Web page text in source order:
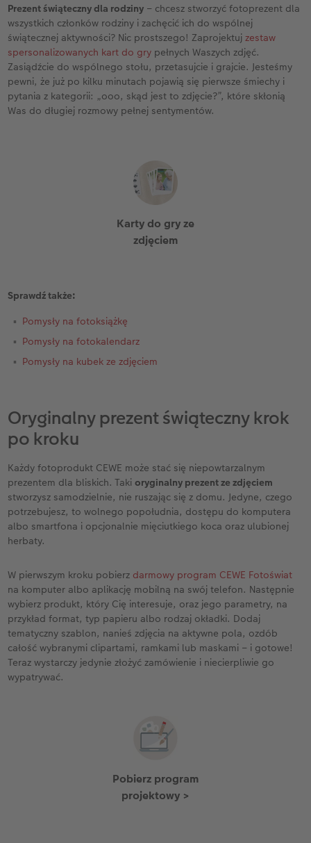
Prezent świąteczny dla rodziny – chcesz stworzyć fotoprezent dla
wszystkich członków rodziny i zachęcić ich do wspólnej
świątecznej aktywności? Nic prostszego! Zaprojektujzestaw
spersonalizowanych kart do gry pełnych Waszych zdjęć.
Zasiądźcie do wspólnego stołu, przetasujcie i grajcie. Jesteśmy
pewni, że już po kilku minutach pojawią się pierwsze śmiechy i
pytania z kategorii: „ooo, skąd jest to zdjęcie?”, które skłonią
Was do długiej rozmowy pełnej sentymentów.
Karty do gry ze
zdjęciem
Sprawdź także:
Pomysły na fotoksiążkę
Pomysły na fotokalendarz
Pomysły na kubek ze zdjęciem
Oryginalny prezent świąteczny krok
po kroku
Każdy fotoprodukt CEWE może stać się niepowtarzalnym
prezentem dla bliskich. Takioryginalny prezent ze zdjęciem
stworzysz samodzielnie, nie ruszając się z domu. Jedyne, czego
potrzebujesz, to wolnego popołudnia, dostępu do komputera
albo smartfona i opcjonalnie mięciutkiego koca oraz ulubionej
herbaty.
W pierwszym kroku pobierz darmowy program CEWE Fotoświat
na komputer albo aplikację mobilną na swój telefon. Następnie
wybierz produkt, który Cię interesuje, oraz jego parametry, na
przykład format, typ papieru albo rodzaj okładki. Dodaj
tematyczny szablon, nanieś zdjęcia na aktywne pola, ozdób
całość wybranymi clipartami, ramkami lub maskami – i gotowe!
Teraz wystarczy jedynie złożyć zamówienie i niecierpliwie go
wypatrywać.
Pobierz program
projektowy >